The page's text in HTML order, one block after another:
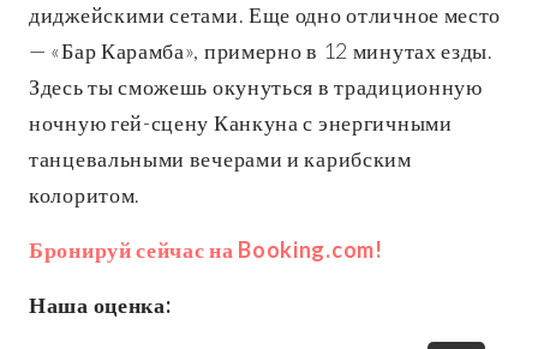
диджейскими сетами. Еще одно отличное место
— «Бар Карамба», примерно в 12 минутах езды.
Здесь ты сможешь окунуться в традиционную
ночную гей-сцену Канкуна с энергичными
танцевальными вечерами и карибским
колоритом.
Бронируй сейчас на Booking.com!
Наша оценка: